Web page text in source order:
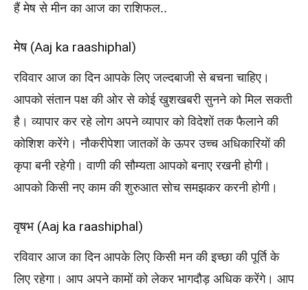
हैं मेष से मीन का आज का राशिफल..
मेष (Aaj ka raashiphal)
रविवार आज का दिन आपके लिए जल्दबाजी से बचना चाहिए।
आपको संतान पक्ष की ओर से कोई खुशखबरी सुनने को मिल सकती
है। व्यापार कर रहे लोग अपने व्यापार को विदेशों तक फैलाने की
कोशिश करेंगे। नौकरीपेशा जातकों के ऊपर उच्च अधिकारियों की
कृपा बनी रहेगी। वाणी की सौम्यता आपको बनाए रखनी होगी।
आपको किसी नए काम की शुरुआत सोच समझकर करनी होगी।
वृषभ (Aaj ka raashiphal)
रविवार आज का दिन आपके लिए किसी मन की इच्छा की पूर्ति के
लिए रहेगा। आप अपने कामों को लेकर भागदौड़ अधिक करेंगे। आप